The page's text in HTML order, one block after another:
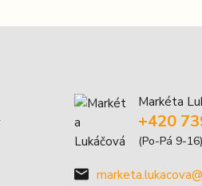
Markéta
+420
(Po-Pá 9-16)